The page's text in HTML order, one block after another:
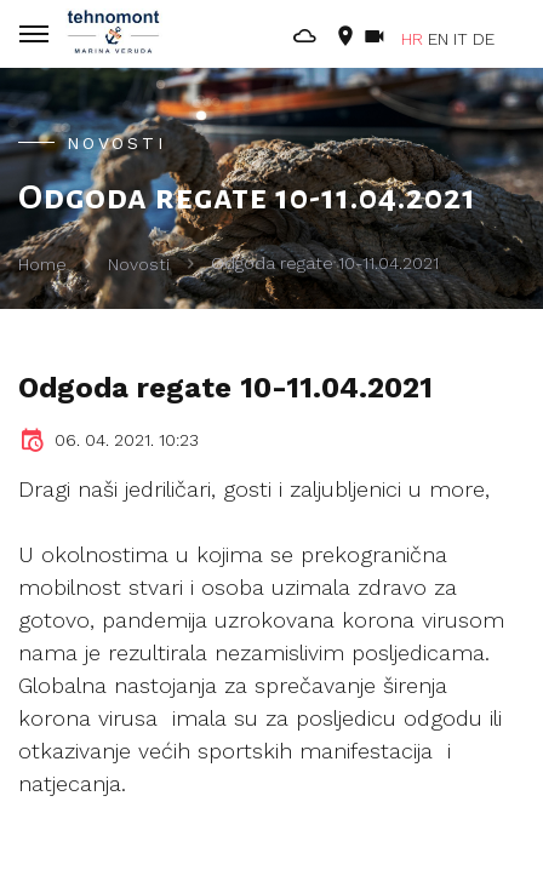
HR EN IT DE
NOVOSTI
Odgoda regate 10-11.04.2021
Home Novosti Odgoda regate 10-11.04.2021
Odgoda regate 10-11.04.2021
06. 04. 2021. 10:23
Dragi naši jedriličari, gosti i zaljubljenici u more,
U okolnostima u kojima se prekogranična
mobilnost stvari i osoba uzimala zdravo za
gotovo, pandemija uzrokovana korona virusom
nama je rezultirala nezamislivim posljedicama.
Globalna nastojanja za sprečavanje širenja
korona virusa imala su za posljedicu odgodu ili
otkazivanje većih sportskih manifestacija i
natjecanja.